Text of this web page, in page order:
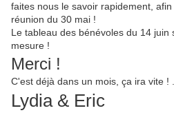
faites nous le savoir rapidement,
réunion du 30 mai !
Le tableau des bénévoles du 14 juin
mesure !
Merci !
C'est déjà dans un mois, ça ira vite !
Lydia & Eric